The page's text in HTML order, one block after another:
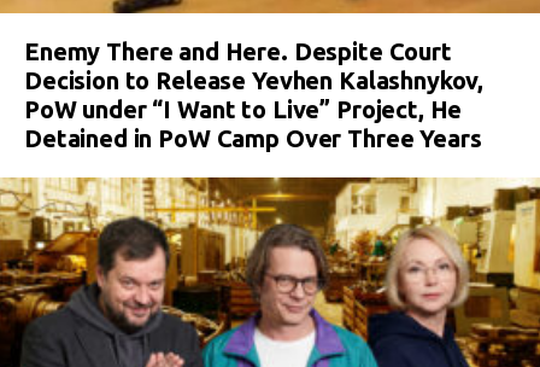
Enemy There and Here. Despite Court
Decision to Release Yevhen Kalashnykov,
PoW under “I Want to Live” Project, He
Detained in PoW Camp Over Three Years